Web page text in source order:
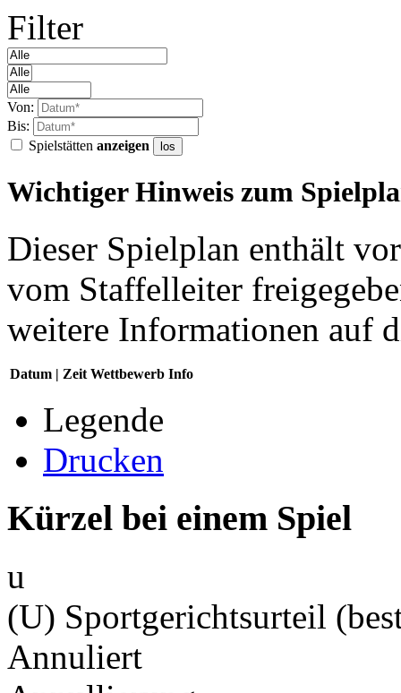
Filter
Von:
Bis:
Spielstätten anzeigen los
Wichtiger Hinweis zum
Dieser Spielplan enthält
vom Staffelleiter
weitere Informationen auf
Datum | Zeit Wettbewerb Info
Legende
Drucken
Kürzel bei einem Spiel
u
(U) Sportgerichtsurteil
Annuliert